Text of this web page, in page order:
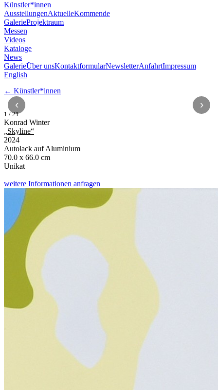
Künstler*innen
AusstellungenAktuelleKommende
GalerieProjektraum
Messen
Videos
Kataloge
News
GalerieÜber unsKontaktformularNewsletterAnfahrtImpressum
English
← Künstler*innen
‹ ›
1 /21
Konrad Winter
„Skyline“
2024
Autolack auf Aluminium
70.0 x 66.0 cm
Unikat
weitere Informationen anfragen